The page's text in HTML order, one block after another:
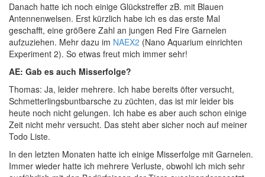
Danach hatte ich noch einige Glückstreffer zB. mit Blauen
Antennenwelsen. Erst kürzlich habe ich es das erste Mal
geschafft, eine größere Zahl an jungen Red Fire Garnelen
aufzuziehen. Mehr dazu im NAEX2 (Nano Aquarium einrichten
Experiment 2). So etwas freut mich immer sehr!
AE: Gab es auch Misserfolge?
Thomas: Ja, leider mehrere. Ich habe bereits öfter versucht,
Schmetterlingsbuntbarsche zu züchten, das ist mir leider bis
heute noch nicht gelungen. Ich habe es aber auch schon einige
Zeit nicht mehr versucht. Das steht aber sicher noch auf meiner
Todo Liste.
In den letzten Monaten hatte ich einige Misserfolge mit Garnelen.
Immer wieder hatte ich mehrere Verluste, obwohl ich mich sehr